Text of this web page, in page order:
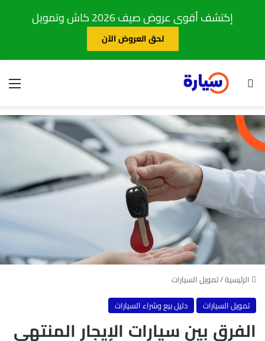
إكتشف أقوى عروض صيف 2026 كاش وتمويل
لحق العروض الآن
بحث عن
الرئيسية/تمويل السيارات
تمويل السيارات
دليل بيع وشراء السيارات
الفرق بين سيارات الإيجار المنتهي